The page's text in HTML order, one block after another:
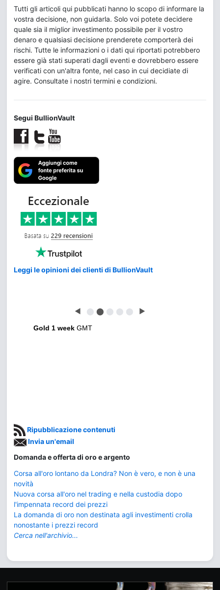
Tutti gli articoli qui pubblicati hanno lo scopo di informare la
vostra decisione, non guidarla. Solo voi potete decidere
quale sia il miglior investimento possibile per il vostro
denaro e qualsiasi decisione prenderete comporterà dei
rischi. Tutte le informazioni o i dati qui riportati potrebbero
essere già stati superati dagli eventi e dovrebbero essere
verificati con un'altra fonte, nel caso in cui decidiate di
agire. Consultate i nostri termini e condizioni.
Segui BullionVault
Leggi le opinioni dei clienti di BullionVault
◀ ⬤ ⬤ ⬤ ⬤ ⬤ ▶
Gold 1 week GMT
Ripubblicazione contenuti
Invia un'email
Domanda e offerta di oro e argento
Corsa all'oro lontano da Londra? Non è vero, e non è una
novità
Nuova corsa all'oro nel trading e nella custodia dopo
l'impennata record dei prezzi
La domanda di oro non destinata agli investimenti crolla
nonostante i prezzi record
Cerca nell'archivio...